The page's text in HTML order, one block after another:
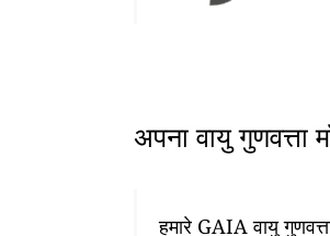
अपना वायु गुणवत्ता
हमारे GAIA वायु